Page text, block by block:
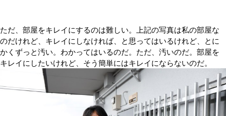
ただ、部屋をキレイにするのは難しい。上記の写真は私の部屋な
のだけれど、キレイにしなければ、と思ってはいるけれど、とに
かくずっと汚い。わかってはいるのだ。ただ、汚いのだ。部屋を
キレイにしたいけれど、そう簡単にはキレイにならないのだ。